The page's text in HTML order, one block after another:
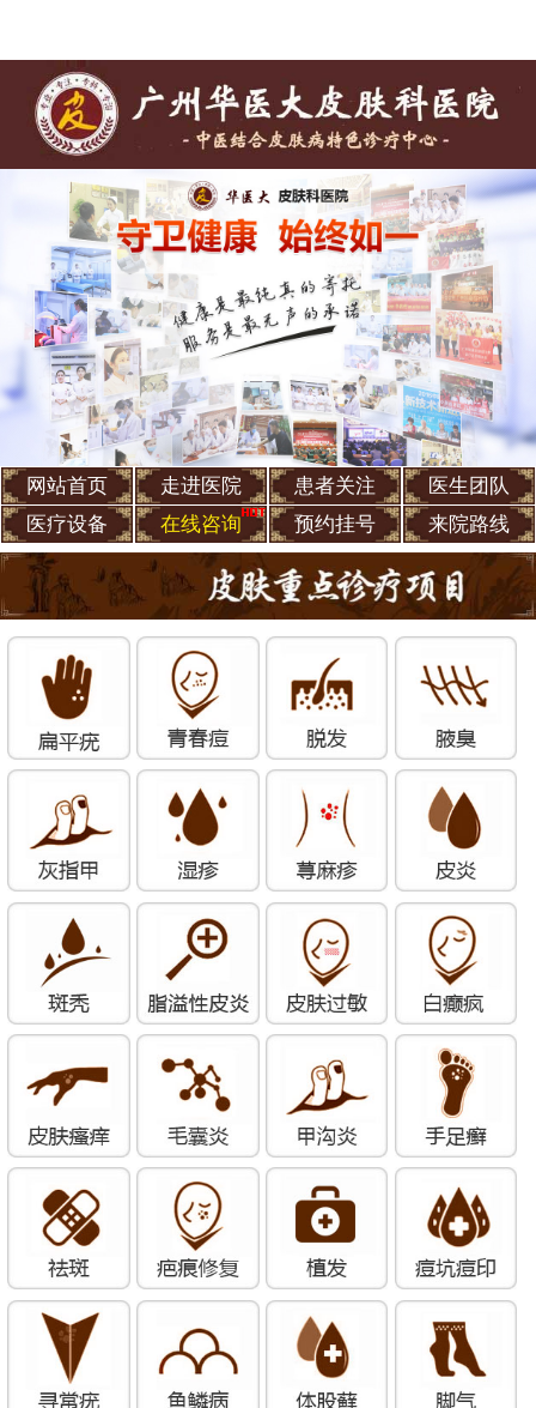
网站首页 走进医院 患者关注
医生团队
医疗设备
在线咨询 预约挂号 来院路线